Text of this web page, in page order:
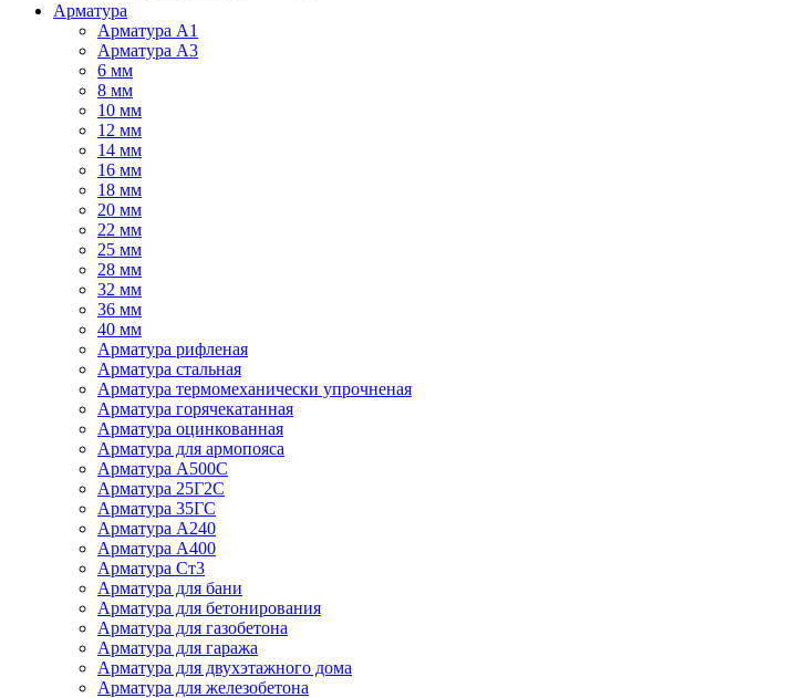
Арматура
Арматура А1
Арматура А3
6 мм
8 мм
10 мм
12 мм
14 мм
16 мм
18 мм
20 мм
22 мм
25 мм
28 мм
32 мм
36 мм
40 мм
Арматура рифленая
Арматура стальная
Арматура термомеханически упрочненая
Арматура горячекатанная
Арматура оцинкованная
Арматура для армопояса
Арматура A500С
Арматура 25Г2С
Арматура 35ГС
Арматура А240
Арматура А400
Арматура Ст3
Арматура для бани
Арматура для бетонирования
Арматура для газобетона
Арматура для гаража
Арматура для двухэтажного дома
Арматура для железобетона